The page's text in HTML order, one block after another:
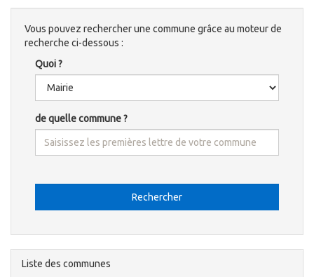
Vous pouvez rechercher une commune grâce au moteur de
recherche ci-dessous :
Quoi ?
de quelle commune ?
Rechercher
Liste des communes